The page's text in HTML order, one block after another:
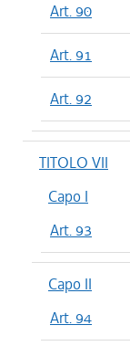
Art. 90
Art. 91
Art. 92
TITOLO VII
Capo I
Art. 93
Capo II
Art. 94